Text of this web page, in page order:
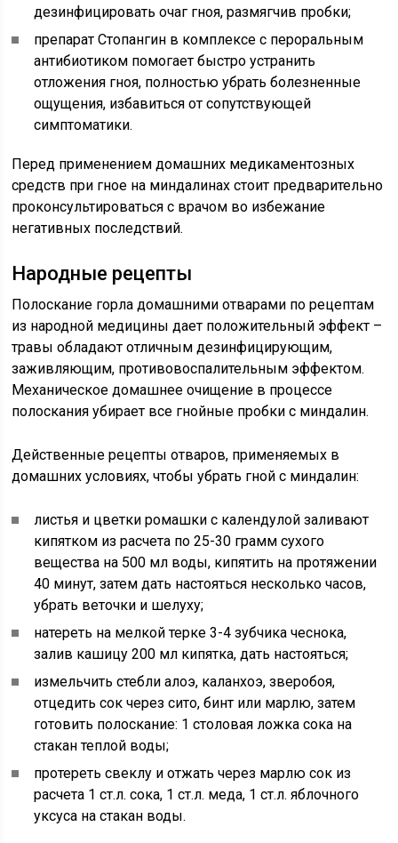
дезинфицировать очаг гноя, размягчив пробки;
препарат Стопангин в комплексе с пероральным
антибиотиком помогает быстро устранить
отложения гноя, полностью убрать болезненные
ощущения, избавиться от сопутствующей
симптоматики.
Перед применением домашних медикаментозных
средств при гное на миндалинах стоит предварительно
проконсультироваться с врачом во избежание
негативных последствий.
Народные рецепты
Полоскание горла домашними отварами по рецептам
из народной медицины дает положительный эффект –
травы обладают отличным дезинфицирующим,
заживляющим, противовоспалительным эффектом.
Механическое домашнее очищение в процессе
полоскания убирает все гнойные пробки с миндалин.
Действенные рецепты отваров, применяемых в
домашних условиях, чтобы убрать гной с миндалин:
листья и цветки ромашки с календулой заливают
кипятком из расчета по 25-30 грамм сухого
вещества на 500 мл воды, кипятить на протяжении
40 минут, затем дать настояться несколько часов,
убрать веточки и шелуху;
натереть на мелкой терке 3-4 зубчика чеснока,
залив кашицу 200 мл кипятка, дать настояться;
измельчить стебли алоэ, каланхоэ, зверобоя,
отцедить сок через сито, бинт или марлю, затем
готовить полоскание: 1 столовая ложка сока на
стакан теплой воды;
протереть свеклу и отжать через марлю сок из
расчета 1 ст.л. сока, 1 ст.л. меда, 1 ст.л. яблочного
уксуса на стакан воды.